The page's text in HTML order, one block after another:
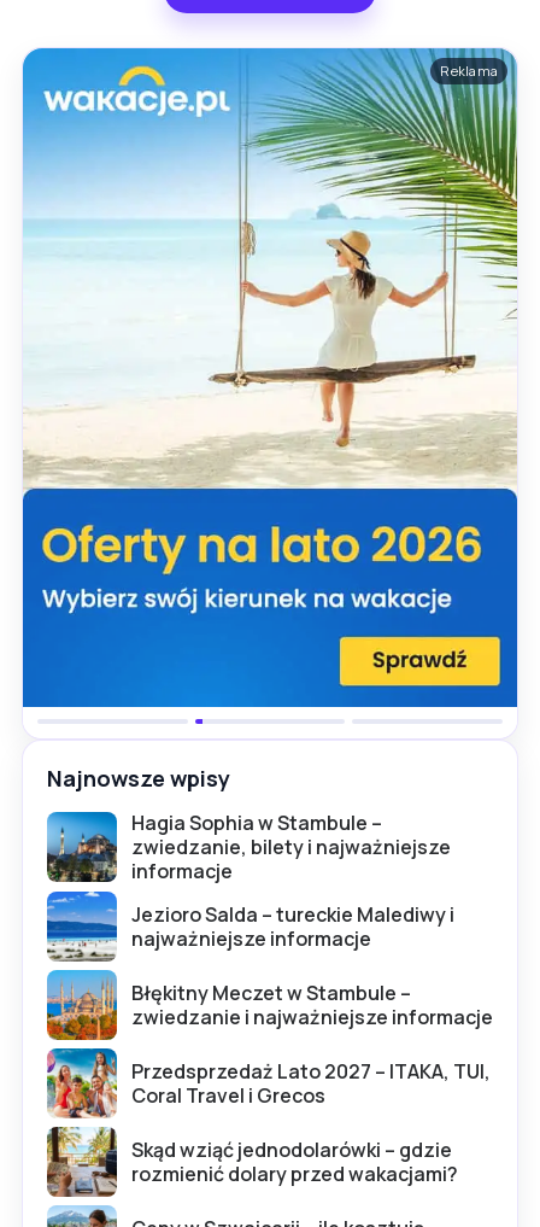
Reklama
Najnowsze wpisy
Hagia Sophia w Stambule –
zwiedzanie, bilety i najważniejsze
informacje
Jezioro Salda – tureckie Malediwy i
najważniejsze informacje
Błękitny Meczet w Stambule –
zwiedzanie i najważniejsze informacje
Przedsprzedaż Lato 2027 – ITAKA, TUI,
Coral Travel i Grecos
Skąd wziąć jednodolarówki – gdzie
rozmienić dolary przed wakacjami?